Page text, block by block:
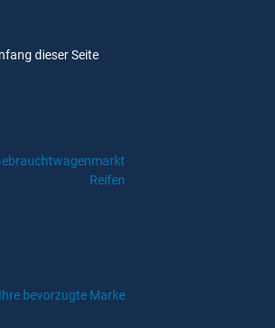
dieser Seite
Reifen
bevorzugte Marke